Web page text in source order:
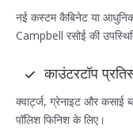
नई कस्टम कैबिनेट या आधुनिक
Campbell रसोई की
काउंटरटॉप
क्वार्ट्ज, ग्रेनाइट और कसाई
पॉलिश फिनिश के लिए।